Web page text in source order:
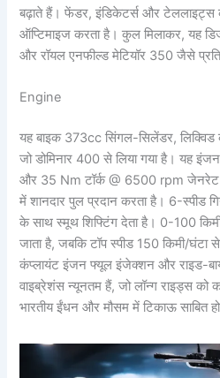
बढ़ाते हैं। फेंडर, इंडिकेटर्स और टेललाइट्स
ऑप्टिमाइज करता है। कुल मिलाकर, यह
और रॉयल एनफील्ड मेटियॉर 350 जैसे
Engine
यह बाइक 373cc सिंगल-सिलेंडर,
जो डोमिनार 400 से लिया गया है। यह
और 35 Nm टॉर्क @ 6500 rpm
में शानदार पुल प्रदान करता है। 6-स्पीड
के साथ स्मूथ शिफ्टिंग देता है। 0-100
जाता है, जबकि टॉप स्पीड 150 किमी/घंटा
कंप्लायंट इंजन फ्यूल इंजेक्शन और राइड-
वाइब्रेशंस न्यूनतम हैं, जो लॉन्ग राइड्स को
भारतीय ईंधन और मौसम में टिकाऊ साबित